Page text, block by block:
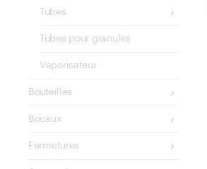
Tubes
Tubes pour granules
Vaporisateur
Bouteilles
Bocaux
Fermetures